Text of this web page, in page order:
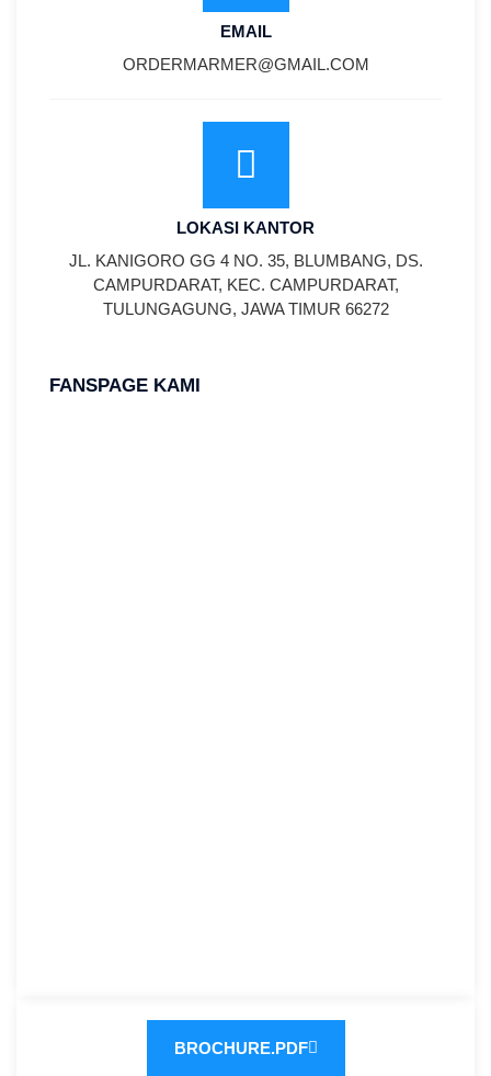
EMAIL
ORDERMARMER@GMAIL.COM
LOKASI KANTOR
JL. KANIGORO GG 4 NO. 35, BLUMBANG, DS.
CAMPURDARAT, KEC. CAMPURDARAT,
TULUNGAGUNG, JAWA TIMUR 66272
FANSPAGE KAMI
BROCHURE.PDF